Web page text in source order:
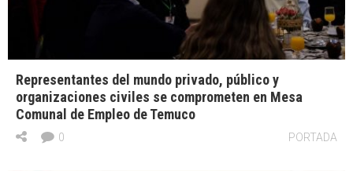
Representantes del mundo privado, público y
organizaciones civiles se comprometen en Mesa
Comunal de Empleo de Temuco
PORTADA
0